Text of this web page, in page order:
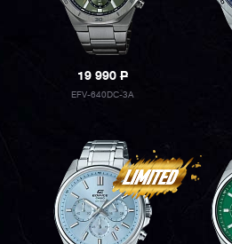
19 990P
EFV-640DC-3A